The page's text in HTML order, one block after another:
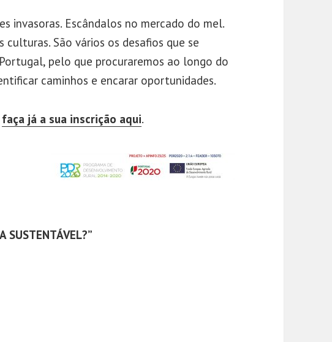
invasoras. Escândalos no mercado do mel.
São vários os desafios que se
pelo que procuraremos ao longo do
caminhos e encarar oportunidades.
faça já a sua inscrição aqui.
SUSTENTÁVEL?”